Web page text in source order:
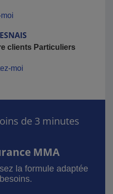
clients Particuliers
moi
de 3 minutes
MMA
la formule adaptée